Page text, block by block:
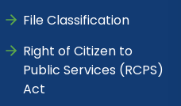
File Classification
Right of Citizen to
Public Services (RCPS)
Act